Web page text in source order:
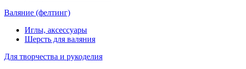
Валяние (фелтинг)
Иглы, аксессуары
Шерсть для валяния
Для творчества и рукоделия